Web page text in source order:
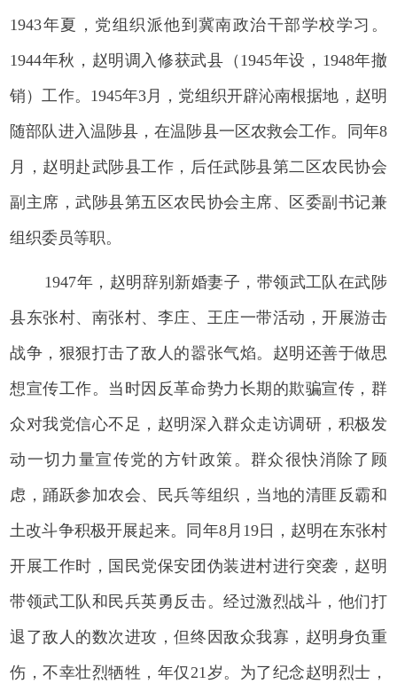
1943年夏，党组织派他到冀南政治干部学校学习。
1944年秋，赵明调入修获武县（1945年设，1948年撤
销）工作。1945年3月，党组织开辟沁南根据地，赵明
随部队进入温陟县，在温陟县一区农救会工作。同年8
月，赵明赴武陟县工作，后任武陟县第二区农民协会
副主席，武陟县第五区农民协会主席、区委副书记兼
组织委员等职。
1947年，赵明辞别新婚妻子，带领武工队在武陟
县东张村、南张村、李庄、王庄一带活动，开展游击
战争，狠狠打击了敌人的嚣张气焰。赵明还善于做思
想宣传工作。当时因反革命势力长期的欺骗宣传，群
众对我党信心不足，赵明深入群众走访调研，积极发
动一切力量宣传党的方针政策。群众很快消除了顾
虑，踊跃参加农会、民兵等组织，当地的清匪反霸和
土改斗争积极开展起来。同年8月19日，赵明在东张村
开展工作时，国民党保安团伪装进村进行突袭，赵明
带领武工队和民兵英勇反击。经过激烈战斗，他们打
退了敌人的数次进攻，但终因敌众我寡，赵明身负重
伤，不幸壮烈牺牲，年仅21岁。为了纪念赵明烈士，